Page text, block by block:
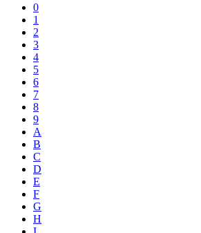
0
1
2
3
4
5
6
7
8
9
A
B
C
D
E
F
G
H